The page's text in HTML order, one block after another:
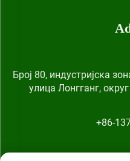
Број 80, индустријска
улица Лонгганг,
+86-